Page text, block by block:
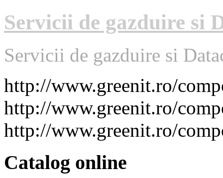
Servicii de gazduire si
Servicii de gazduire si
http://www.greenit.ro/
http://www.greenit.ro/
http://www.greenit.ro/
Catalog online